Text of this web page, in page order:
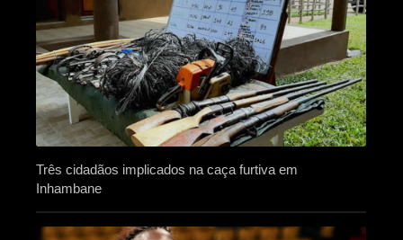
Três cidadãos implicados na caça furtiva em
Inhambane